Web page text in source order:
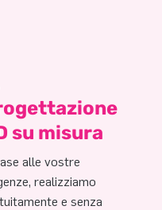
su misura
alle vostre
realizziamo
e senza